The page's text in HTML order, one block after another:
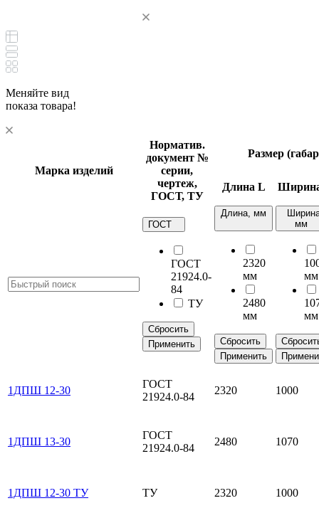
Меняйте вид
показа товара!
Марка изделий
Норматив.
документ №
серии,
чертеж,
ГОСТ, ТУ
Размер
Длина L
ГОСТ
ГОСТ
21924.0-
84
ТУ
Сбросить
Применить
Длина, мм
2320
мм
2480
мм
Сбросить
Применить
мм
мм
мм
1ДПШ 12-30
ГОСТ
21924.0-84
2320 1000
1ДПШ 13-30
ГОСТ
21924.0-84
2480 1070
1ДПШ 12-30 ТУ ТУ 2320 1000